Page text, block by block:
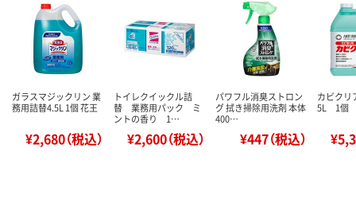
ガラスマジックリン 業
務用詰替4.5L 1個 花王
¥2,680（税込）
トイレクイックル詰
替 業務用パック ミ
ントの香り 1…
¥2,600（税込）
パワフル消臭ストロン
グ 拭き掃除用洗剤 本体
400…
¥447（税込）
カビク
5L 1個